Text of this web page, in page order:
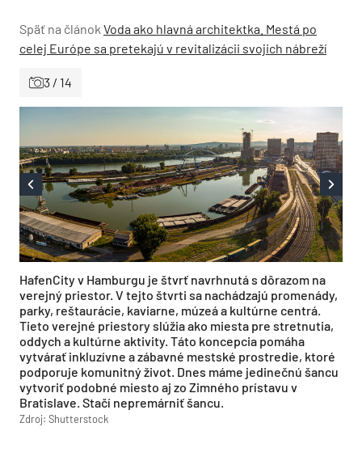
Späť na článok Voda ako hlavná architektka. Mestá po
celej Európe sa pretekajú v revitalizácii svojich nábreží
3 / 14
HafenCity v Hamburgu je štvrť navrhnutá s dôrazom na
verejný priestor. V tejto štvrti sa nachádzajú promenády,
parky, reštaurácie, kaviarne, múzeá a kultúrne centrá.
Tieto verejné priestory slúžia ako miesta pre stretnutia,
oddych a kultúrne aktivity. Táto koncepcia pomáha
vytvárať inkluzívne a zábavné mestské prostredie, ktoré
podporuje komunitný život. Dnes máme jedinečnú šancu
vytvoriť podobné miesto aj zo Zimného prístavu v
Bratislave. Stačí nepremárniť šancu.
Zdroj: Shutterstock